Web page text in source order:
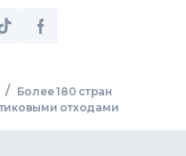
/
Более 180 стран
отходами